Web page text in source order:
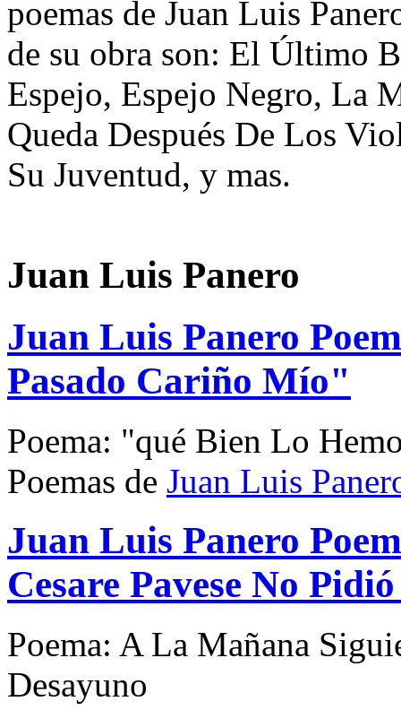
poemas de Juan Luis
de su obra son: El Último
Espejo, Espejo Negro, La
Queda Después De Los
Su Juventud, y mas.
Juan Luis Panero
Juan Luis Panero
Pasado Cariño Mío"
Poema: "qué Bien Lo
Poemas de Juan Luis
Juan Luis Panero
Cesare Pavese No
Poema: A La Mañana
Desayuno